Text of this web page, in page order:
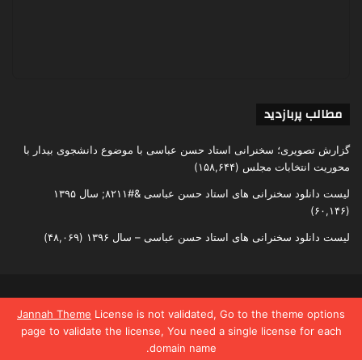
Jannah Theme License is not validated, Go to the theme options
page to validate the license, You need a single license for each
domain name.
مطالب پربازدید
گزارش تصویری؛ سخنرانی استاد حسن عباسی با موضوع دانشجوی بیدار با
محوریت انتخابات مجلس (۱۵۸,۶۴۴)
لیست دانلود سخنرانی های استاد حسن عباسی &#۸۲۱۱; سال ۱۳۹۵
(۶۰,۱۴۶)
لیست دانلود سخنرانی های استاد حسن عباسی – سال ۱۳۹۶ (۴۸,۰۶۹)